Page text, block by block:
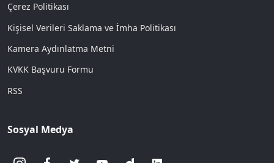
Çerez Politikası
Kişisel Verileri Saklama ve İmha Politikası
Kamera Aydınlatma Metni
KVKK Başvuru Formu
RSS
Sosyal Medya